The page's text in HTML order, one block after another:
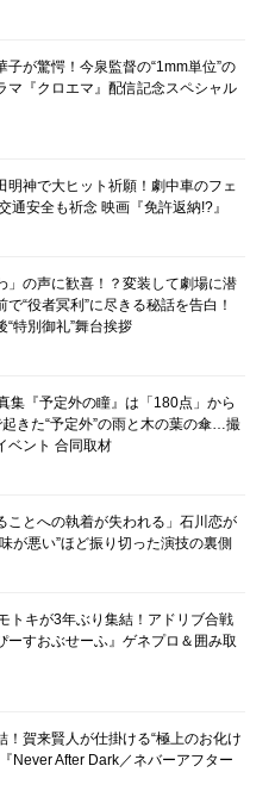
が驚愕！今泉監督の“1mm単位”の
マ『クロエマ』配信記念スペシャル
明神で大ヒット祈願！劇中車のフェ
通安全も祈念 映画『免許返納!?』
」の声に歓喜！？変装して劇場に潜
“役者冥利”に尽きる秘話を告白！
特別御礼”舞台挨拶
集『予定外の瞳』は「180点」から
起きた“予定外”の雨と木の葉の傘…撮
ベント 合同取材
ことへの執着が失われる」石川恋が
が悪い”ほど振り切った演技の裏側
トキが3年ぶり集結！アドリブ合戦
ーすおぶせーふ』ゲネプロ＆囲み取
！賀来賢人が仕掛ける“極上のお化け
Never After Dark／ネバーアフター